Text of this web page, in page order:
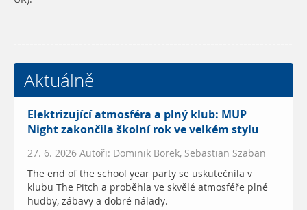
Aktuálně
Elektrizující atmosféra a plný klub: MUP
Night zakončila školní rok ve velkém stylu
27. 6. 2026 Autoři: Dominik Borek, Sebastian Szaban
The end of the school year party se uskutečnila v
klubu The Pitch a proběhla ve skvělé atmosféře plné
hudby, zábavy a dobré nálady.